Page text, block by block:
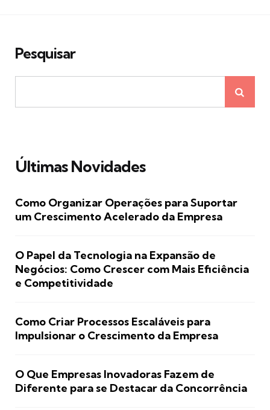
Pesquisar
Últimas Novidades
Como Organizar Operações para Suportar
um Crescimento Acelerado da Empresa
O Papel da Tecnologia na Expansão de
Negócios: Como Crescer com Mais Eficiência
e Competitividade
Como Criar Processos Escaláveis para
Impulsionar o Crescimento da Empresa
O Que Empresas Inovadoras Fazem de
Diferente para se Destacar da Concorrência